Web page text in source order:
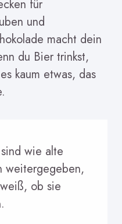
für
und
macht dein
du Bier trinkst,
kaum etwas, das
wie alte
weitergegeben,
ob sie